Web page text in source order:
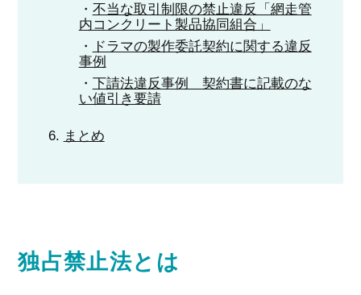
不当な取引制限の禁止違反「網走管
内コンクリート製品協同組合」
ドラマの製作委託契約に関する違反
事例
下請法違反事例 契約書に記載のな
い値引き要請
まとめ
独占禁止法とは